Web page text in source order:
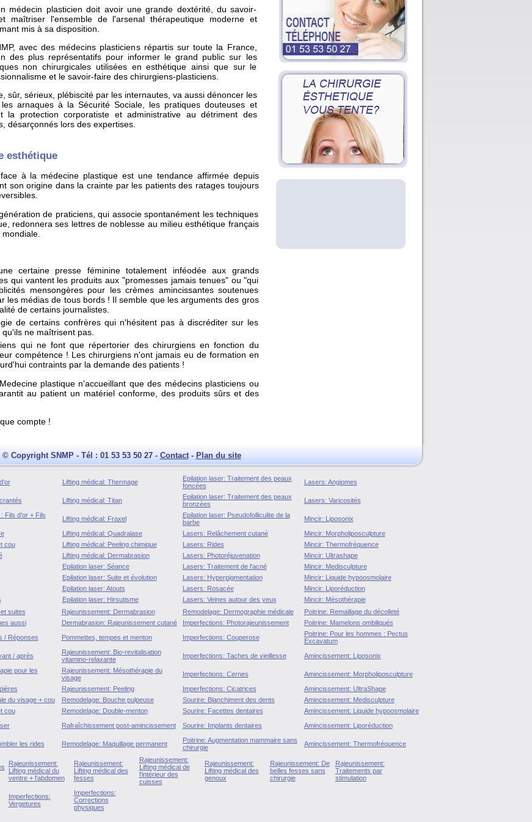
médecin plasticien doit avoir une grande dextérité, du savoir-
maîtriser l'ensemble de l'arsenal thérapeutique moderne et
mis à sa disposition.
avec des médecins plasticiens répartis sur toute la France,
des plus représentatifs pour informer le grand public sur les
non chirurgicales utilisées en esthétique ainsi que sur le
et le savoir-faire des chirurgiens-plasticiens.
sûr, sérieux, plébiscité par les internautes, va aussi dénoncer les
arnaques à la Sécurité Sociale, les pratiques douteuses et
la protection corporatiste et administrative au détriment des
désarçonnés lors des expertises.
esthétique
à la médecine plastique est une tendance affirmée depuis
son origine dans la crainte par les patients des ratages toujours
de praticiens, qui associe spontanément les techniques
redonnera ses lettres de noblesse au milieu esthétique français
certaine presse féminine totalement inféodée aux grands
qui vantent les produits aux "promesses jamais tenues" ou "qui
mensongères pour les crèmes amincissantes soutenues
les médias de tous bords ! Il semble que les arguments des gros
de certains journalistes.
de certains confrères qui n'hésitent pas à discréditer sur les
ne maîtrisent pas.
qui ne font que répertorier des chirurgiens en fonction du
compétence ! Les chirurgiens n'ont jamais eu de formation en
contraints par la demande des patients !
plastique n'accueillant que des médecins plasticiens ou
au patient un matériel conforme, des produits sûrs et des
compte !
© Copyright SNMP - Tél : 01 53 53 50 27 - Contact- Plan du site
Lifting médical: Thermage
Epilation laser: Traitement des peaux
foncées
Lasers: Angiomes
Lifting médical: Titan
Epilation laser: Traitement des peaux
bronzées
Lasers: Varicosités
Fils d'or + Fils
Lifting médical: Fraxel
Epilation laser: Pseudofolliculite de la
barbe
Mincir: Liposonix
Lifting médical: Quadralase Lasers: Relâchement cutané
Mincir: Morpholiposculpture
cou Lifting médical: Peeling chimique Lasers: Rides
Mincir: Thermofréquence
Lifting médical: Dermabrasion Lasers: Photoréjuvenation
Mincir: Ultrashape
Epilation laser: Séance Lasers: Traitement de l'acné
Mincir: Medisculpture
Epilation laser: Suite et évolution Lasers: Hyperpigmentation
Mincir: Liquide hypoosmolaire
Epilation laser: Atouts Lasers: Rosacée
Mincir: Liporéduction
Epilation laser: Hirsutisme Lasers: Veines autour des yeux
Mincir: Mésothérapie
suites Rajeunissement: Dermabrasion Remodelage: Dermographie médicale
Poitrine: Remaillage du décolleté
aussi Dermabrasion: Rajeunissement cutané Imperfections: Photorajeunissement
Poitrine: Mamelons ombiliqués
/ Réponses Pommettes, tempes et menton Imperfections: Couperose
Poitrine: Pour les hommes : Pectus
Excavatum
/ après
Rajeunissement: Bio-revitalisation
vitamino-relaxante
Imperfections: Taches de vieillesse Amincissement: Liposonix
pour les
Rajeunissement: Mésothérapie du
visage
Imperfections: Cernes
Amincissement: Morpholiposculpture
Rajeunissement: Peeling Imperfections: Cicatrices
Amincissement: UltraShape
du visage + cou Remodelage: Bouche pulpeuse Sourire: Blanchiment des dents
Amincissement: Medisculpture
cou Remodelage: Double-menton Sourire: Facettes dentaires
Amincissement: Liquide hypoosmolaire
Rafraîchissement post-amincissement Sourire: Implants dentaires Amincissement: Liporéduction
les rides Remodelage: Maquillage permanent
Poitrine: Augmentation mammaire sans
chirurgie
Amincissement: Thermofréquence
Rajeunissement:
Lifting médical du
ventre + l'abdomen
Rajeunissement:
Lifting médical des
fesses
Rajeunissement:
Lifting médical de
l'intérieur des
cuisses
Rajeunissement:
Lifting médical des
genoux
Rajeunissement: De
belles fesses sans
chirurgie
Rajeunissement:
Traitements par
stimulation
Imperfections:
Vergetures
Imperfections:
Corrections
physiques